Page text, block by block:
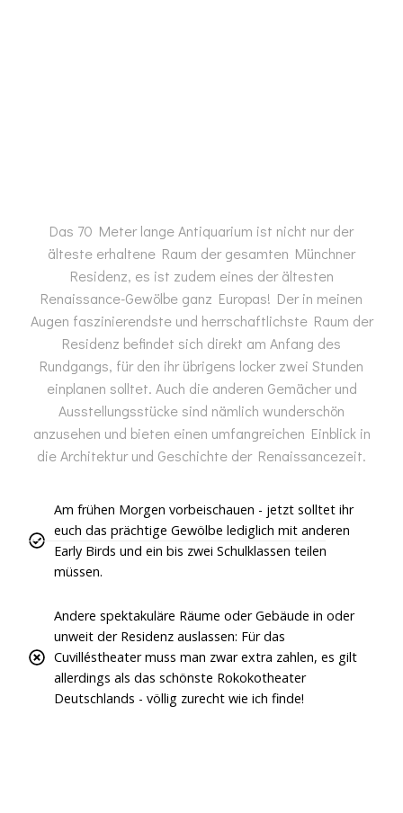
Das 70 Meter lange Antiquarium ist nicht nur der
älteste erhaltene Raum der gesamten Münchner
Residenz, es ist zudem eines der ältesten
Renaissance-Gewölbe ganz Europas! Der in meinen
Augen faszinierendste und herrschaftlichste Raum der
Residenz befindet sich direkt am Anfang des
Rundgangs, für den ihr übrigens locker zwei Stunden
einplanen solltet. Auch die anderen Gemächer und
Ausstellungsstücke sind nämlich wunderschön
anzusehen und bieten einen umfangreichen Einblick in
die Architektur und Geschichte der Renaissancezeit.
Am frühen Morgen vorbeischauen - jetzt solltet ihr
euch das prächtige Gewölbe lediglich mit anderen
Early Birds und ein bis zwei Schulklassen teilen
müssen.
Andere spektakuläre Räume oder Gebäude in oder
unweit der Residenz auslassen: Für das
Cuvilléstheater muss man zwar extra zahlen, es gilt
allerdings als das schönste Rokokotheater
Deutschlands - völlig zurecht wie ich finde!